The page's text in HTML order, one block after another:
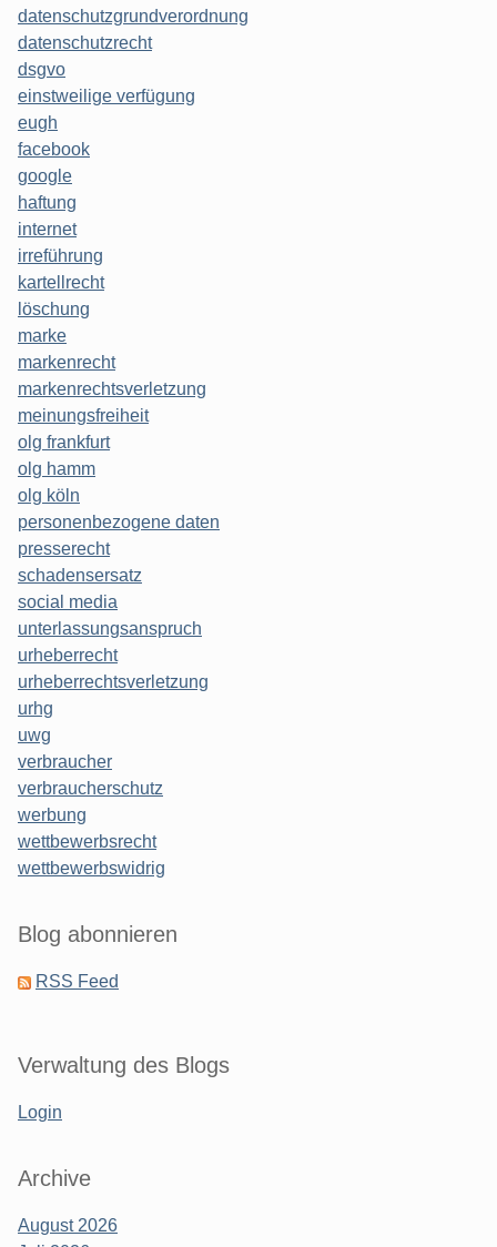
datenschutzgrundverordnung
datenschutzrecht
dsgvo
einstweilige verfügung
eugh
facebook
google
haftung
internet
irreführung
kartellrecht
löschung
marke
markenrecht
markenrechtsverletzung
meinungsfreiheit
olg frankfurt
olg hamm
olg köln
personenbezogene daten
presserecht
schadensersatz
social media
unterlassungsanspruch
urheberrecht
urheberrechtsverletzung
urhg
uwg
verbraucher
verbraucherschutz
werbung
wettbewerbsrecht
wettbewerbswidrig
Blog abonnieren
RSS Feed
Verwaltung des Blogs
Login
Archive
August 2026